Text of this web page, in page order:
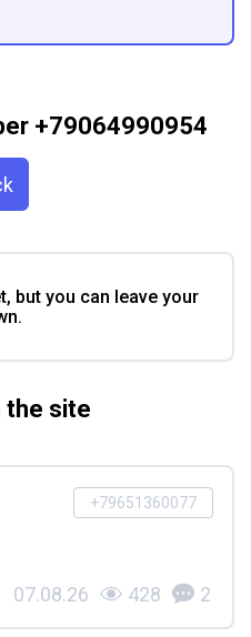
+79064990954
but you can leave your
the site
+79651360077
07.08.26 428 2